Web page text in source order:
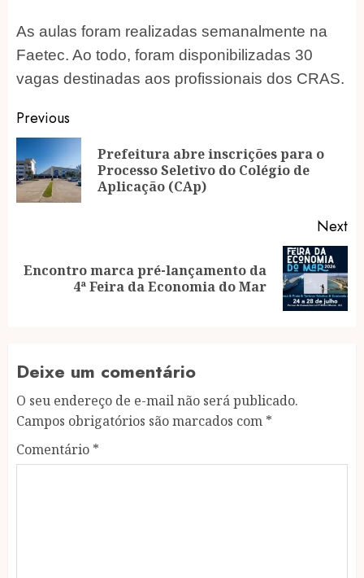
As aulas foram realizadas semanalmente na
Faetec. Ao todo, foram disponibilizadas 30
vagas destinadas aos profissionais dos CRAS.
Post
navigation
Previous
Prefeitura abre inscrições para o
Processo Seletivo do Colégio de
Aplicação (CAp)
Next
Next
Encontro marca pré-lançamento da
4ª Feira da Economia do Mar
Deixe um comentário
O seu endereço de e-mail não será publicado.
Campos obrigatórios são marcados com *
Comentário *